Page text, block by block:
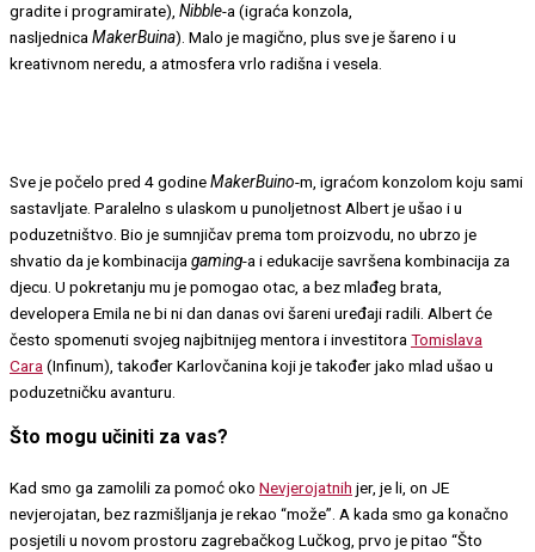
gradite i programirate), Nibble-a (igraća konzola,
nasljednicaMakerBuina). Malo je magično, plus sve je šareno i u
kreativnom neredu, a atmosfera vrlo radišna i vesela.
Sve je počelo pred 4 godineMakerBuino-m, igraćom konzolom koju sami
sastavljate. Paralelno s ulaskom u punoljetnost Albert je ušao i u
poduzetništvo. Bio je sumnjičav prema tom proizvodu, no ubrzo je
shvatio da je kombinacija gaming-a i edukacije savršena kombinacija za
djecu. U pokretanju mu je pomogao otac, a bez mlađeg brata,
developera Emila ne bi ni dan danas ovi šareni uređaji radili. Albert će
često spomenuti svojeg najbitnijeg mentora i investitora Tomislava
Cara (Infinum), također Karlovčanina koji je također jako mlad ušao u
poduzetničku avanturu.
Što mogu učiniti za vas?
Kad smo ga zamolili za pomoć oko Nevjerojatnih jer, je li, on JE
nevjerojatan, bez razmišljanja je rekao “može”. A kada smo ga konačno
posjetili u novom prostoru zagrebačkog Lučkog, prvo je pitao “Što